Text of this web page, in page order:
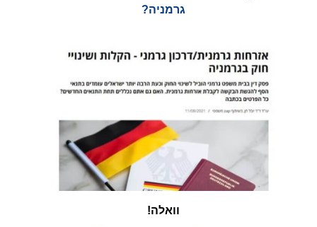
גרמניה?
וואלה!